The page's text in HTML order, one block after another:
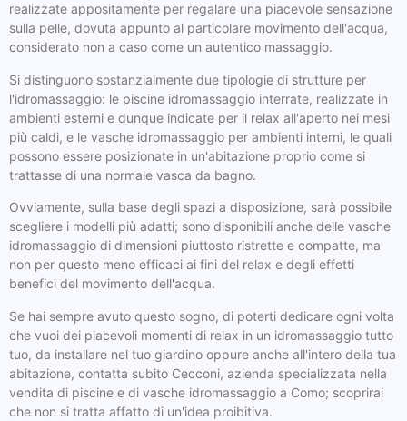
realizzate appositamente per regalare una piacevole sensazione
sulla pelle, dovuta appunto al particolare movimento dell'acqua,
considerato non a caso come un autentico massaggio.
Si distinguono sostanzialmente due tipologie di strutture per
l'idromassaggio: le piscine idromassaggio interrate, realizzate in
ambienti esterni e dunque indicate per il relax all'aperto nei mesi
più caldi, e le vasche idromassaggio per ambienti interni, le quali
possono essere posizionate in un'abitazione proprio come si
trattasse di una normale vasca da bagno.
Ovviamente, sulla base degli spazi a disposizione, sarà possibile
scegliere i modelli più adatti; sono disponibili anche delle vasche
idromassaggio di dimensioni piuttosto ristrette e compatte, ma
non per questo meno efficaci ai fini del relax e degli effetti
benefici del movimento dell'acqua.
Se hai sempre avuto questo sogno, di poterti dedicare ogni volta
che vuoi dei piacevoli momenti di relax in un idromassaggio tutto
tuo, da installare nel tuo giardino oppure anche all'intero della tua
abitazione, contatta subito Cecconi, azienda specializzata nella
vendita di piscine e di vasche idromassaggio a Como; scoprirai
che non si tratta affatto di un'idea proibitiva.